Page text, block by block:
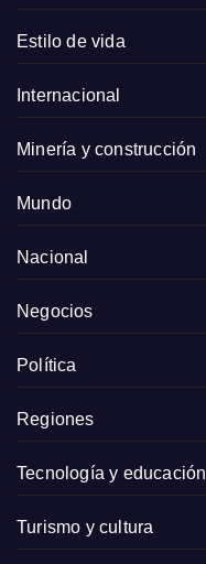
Estilo de vida
Internacional
Minería y construcción
Mundo
Nacional
Negocios
Política
Regiones
Tecnología y educación
Turismo y cultura